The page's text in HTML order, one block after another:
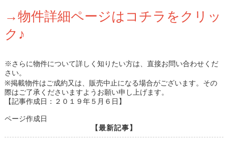
→物件詳細ページはコチラをクリッ
ク♪
※さらに物件について詳しく知りたい方は、直接お問い合わせくだ
さい。
※掲載物件はご成約又は、販売中止になる場合がございます。その
際はご了承くださいますようお願い申し上げます。
【記事作成日：２０１９年５月６日】
ページ作成日
【最新記事】